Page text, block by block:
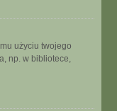
użyciu twojego
np. w bibliotece,